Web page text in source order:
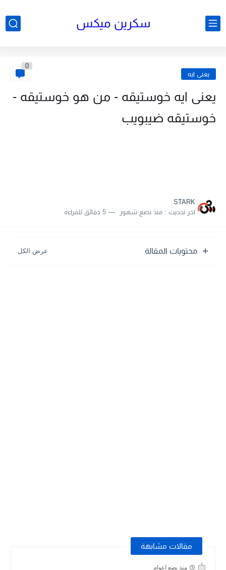
سكرين ميكس
يعنى ايه
0
يعنى ايه خوستيقه - من هو خوستيقه -
خوستيقه ضيبويب
STARK
اخر تحديث : منذ بضع شهور 5 دقائق للقراءة
محتويات المقالة
مقالات مشابهة
منذ بضع اعوام